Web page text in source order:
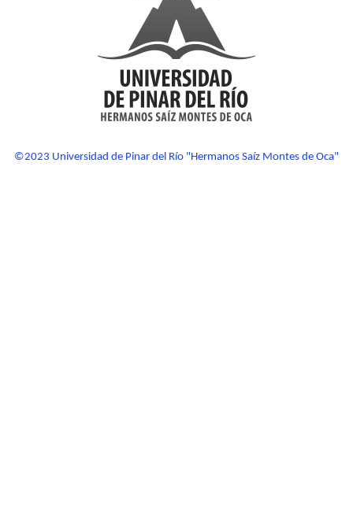
©2023 Universidad de Pinar del Río "Hermanos Saíz Montes de Oca"